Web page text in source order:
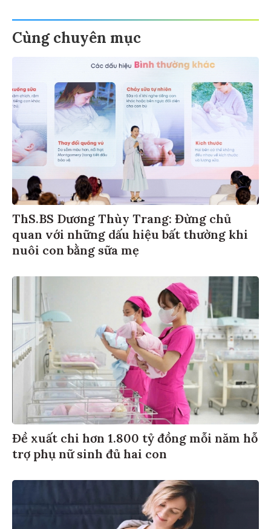
Cùng chuyên mục
ThS.BS Dương Thùy Trang: Đừng chủ
quan với những dấu hiệu bất thường khi
nuôi con bằng sữa mẹ
Đề xuất chi hơn 1.800 tỷ đồng mỗi năm hỗ
trợ phụ nữ sinh đủ hai con